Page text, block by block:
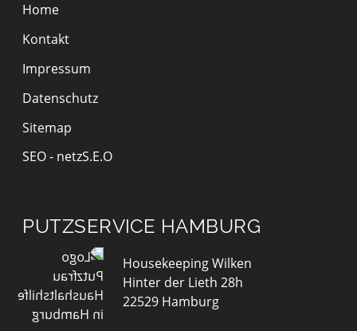
Home
Kontakt
Impressum
Datenschutz
Sitemap
SEO - netzS.E.O
PUTZSERVICE HAMBURG
Housekeeping Wilken
Hinter der Lieth 28h
22529 Hamburg